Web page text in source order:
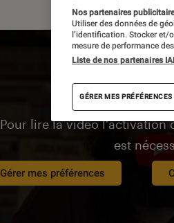
Pour lire la vidéo
est
Gérer mes préférences
Nos partenaires
Utiliser des données de
l’identification. Stocker
mesure de performance
Liste de nos partenaires
GÉRER MES PRÉFÉRENCES